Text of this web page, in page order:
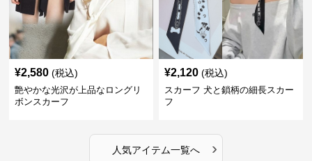
¥2,580 (税込)
艶やかな光沢が上品なロングリ
ボンスカーフ
¥2,120 (税込)
スカーフ 犬と鎖柄の細長スカー
フ
人気アイテム一覧へ ›